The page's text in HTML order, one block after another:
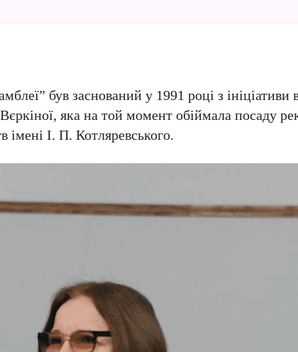
був заснований у 1991 році з ініціативи
яка на той момент обіймала посаду
імені І. П. Котляревського.